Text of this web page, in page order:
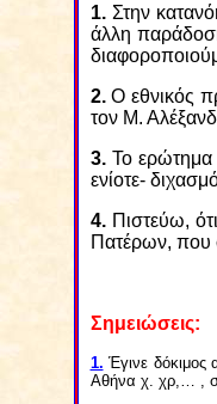
1.Στην
άλλη
2.Ο εθνικός
τον Μ.
3.Το ερώτημα
ενίοτε-
4.Πιστεύω,
Πατέρων, που
Σημειώσεις:
1. Έγινε δόκιμος
Αθήνα χ. χρ,… ,